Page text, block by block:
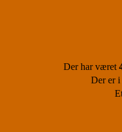
Der har været
Der er i